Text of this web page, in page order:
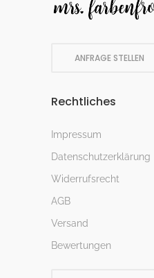
ANFRAGE STELLEN
Rechtliches
Impressum
Datenschutzerklärung
Widerrufsrecht
AGB
Versand
Bewertungen